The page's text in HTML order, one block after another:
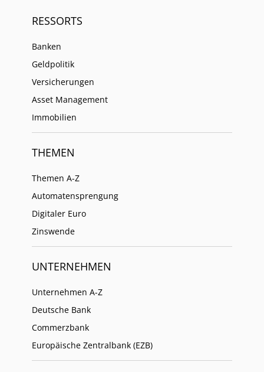
RESSORTS
Banken
Geldpolitik
Versicherungen
Asset Management
Immobilien
THEMEN
Themen A-Z
Automatensprengung
Digitaler Euro
Zinswende
UNTERNEHMEN
Unternehmen A-Z
Deutsche Bank
Commerzbank
Europäische Zentralbank (EZB)